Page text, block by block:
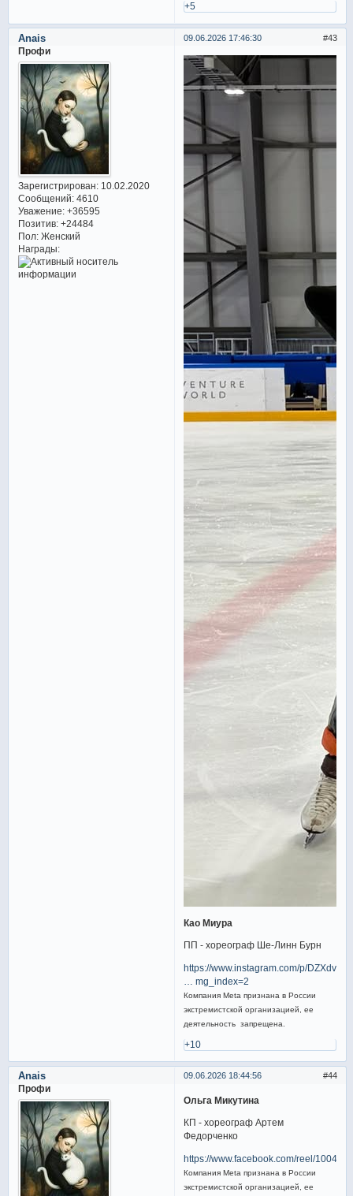
+5
43
09.06.2026 17:46:30
Anais
Профи
Зарегистрирован: 10.02.2020
Сообщений:4610
Уважение: +36595
Позитив: +24484
Пол:Женский
Награды:
Као Миура
ПП - хореограф Ше-Линн Бурн
https://www.instagram.com/p/
… mg_index=2
Компания Meta признана в России
экстремистской организацией, ее
деятельность запрещена.
+10
44
09.06.2026 18:44:56
Anais
Профи
Ольга Микутина
КП - хореограф Артем
Федорченко
https://www.facebook.com/reel/
Компания Meta признана в России
экстремистской организацией, ее